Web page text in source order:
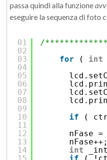
passa quindi alla funzione
eseguire la sequenza di foto
01
02
03
04
05
06
07
08
09
10
11
12
13
14
/
for
( int
if
(
nFase
nFase++;
int